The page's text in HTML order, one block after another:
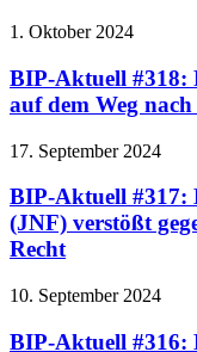
1. Oktober 2024
BIP-Aktuell #318:
auf dem Weg nach
17. September 2024
BIP-Aktuell #317:
(JNF) verstößt
Recht
10. September 2024
BIP-Aktuell #316: